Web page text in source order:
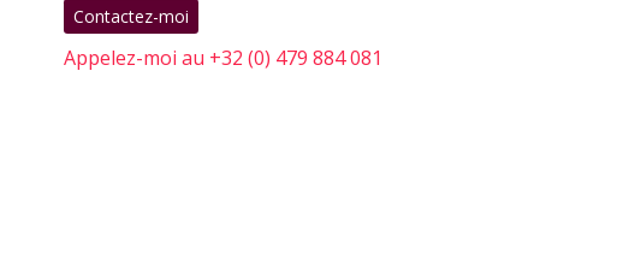
Contactez-moi
Appelez-moi au +32 (0) 479 884 081